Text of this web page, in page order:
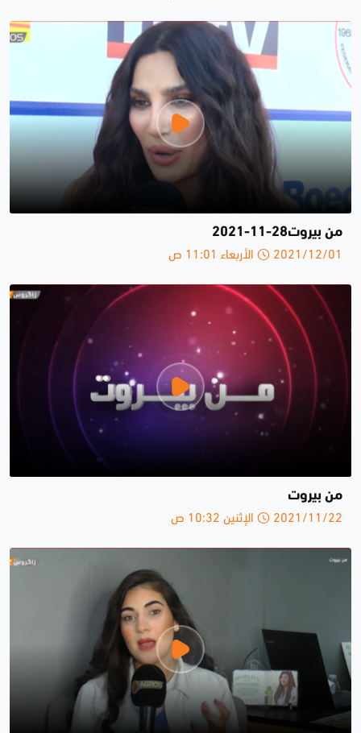
من بيروت28-11-2021
2021/12/01 الأربعاء 11:01 ص
من بيروت
2021/11/22 الإثنين 10:32 ص